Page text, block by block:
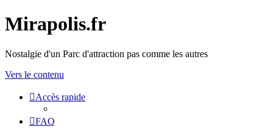
Mirapolis.fr
Nostalgie d'un Parc d'attraction pas comme les autres
Vers le contenu
Accès rapide
FAQ